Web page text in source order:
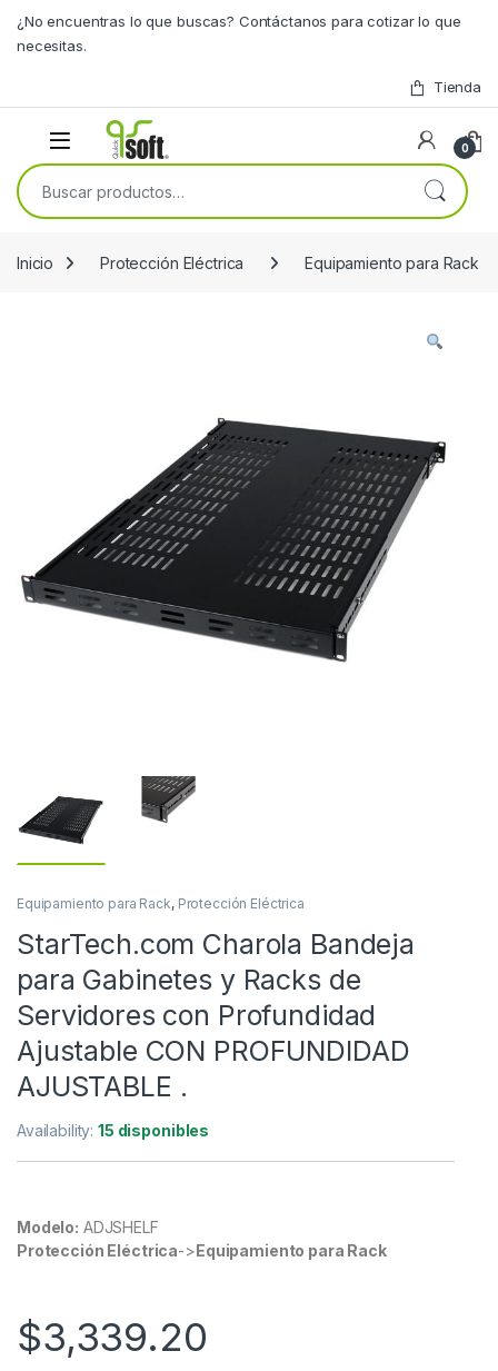
¿No encuentras lo que buscas? Contáctanos para cotizar lo que
necesitas.
Tienda
0
Buscar por:
Inicio Protección Eléctrica Equipamiento para Rack
Equipamiento para Rack, Protección Eléctrica
StarTech.com Charola Bandeja
para Gabinetes y Racks de
Servidores con Profundidad
Ajustable CON PROFUNDIDAD
AJUSTABLE .
Availability:15 disponibles
Modelo: ADJSHELF
Protección Eléctrica-> Equipamiento para Rack
$3,339.20